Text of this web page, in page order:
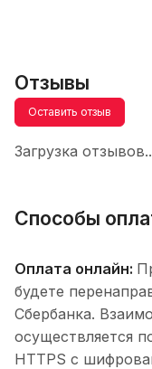
Отзывы
Оставить отзыв
Загрузка
Способы
Оплата онлайн:
будете
Сбербанка.
осуществляется
HTTPS с